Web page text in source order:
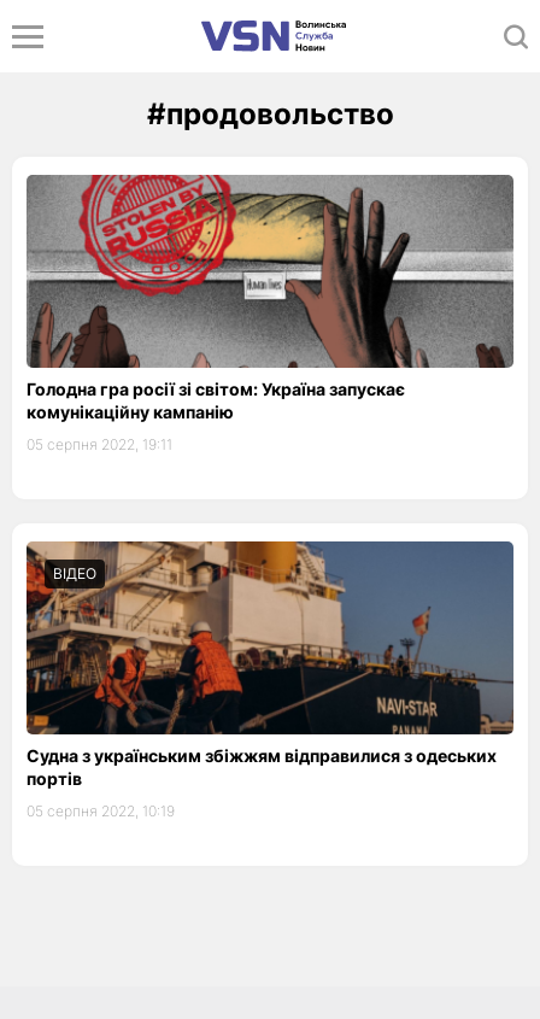
#продовольство
Голодна гра росії зі світом: Україна запускає
комунікаційну кампанію
05 серпня 2022, 19:11
ВІДЕО
Судна з українським збіжжям відправилися з одеських
портів
05 серпня 2022, 10:19